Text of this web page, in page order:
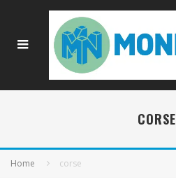
CORSE
Home corse